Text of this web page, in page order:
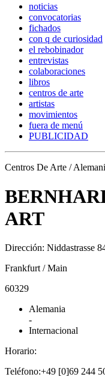
noticias
convocatorias
fichados
con q de curiosidad
el rebobinador
entrevistas
colaboraciones
libros
centros de arte
artistas
movimientos
fuera de menú
PUBLICIDAD
Centros De Arte /
ART
Dirección: Niddastrasse
Frankfurt / Main
60329
Alemania
-
Internacional
Horario:
Teléfono:+49 [0]69 244